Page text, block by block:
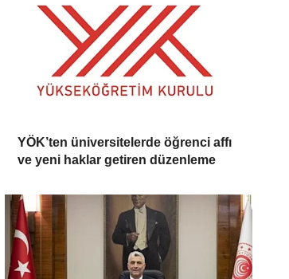
YÖK’ten üniversitelerde öğrenci affı
ve yeni haklar getiren düzenleme